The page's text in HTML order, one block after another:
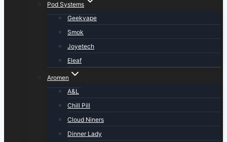
Pod Systems
Geekvape
Smok
Joyetech
Eleaf
Aromen
A&L
Chill Pill
Cloud Niners
Dinner Lady